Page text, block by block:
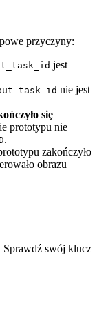
przyczyny:
jest
nie jest
się
prototypu nie
.
zakończyło
obrazu
Sprawdź swój klucz